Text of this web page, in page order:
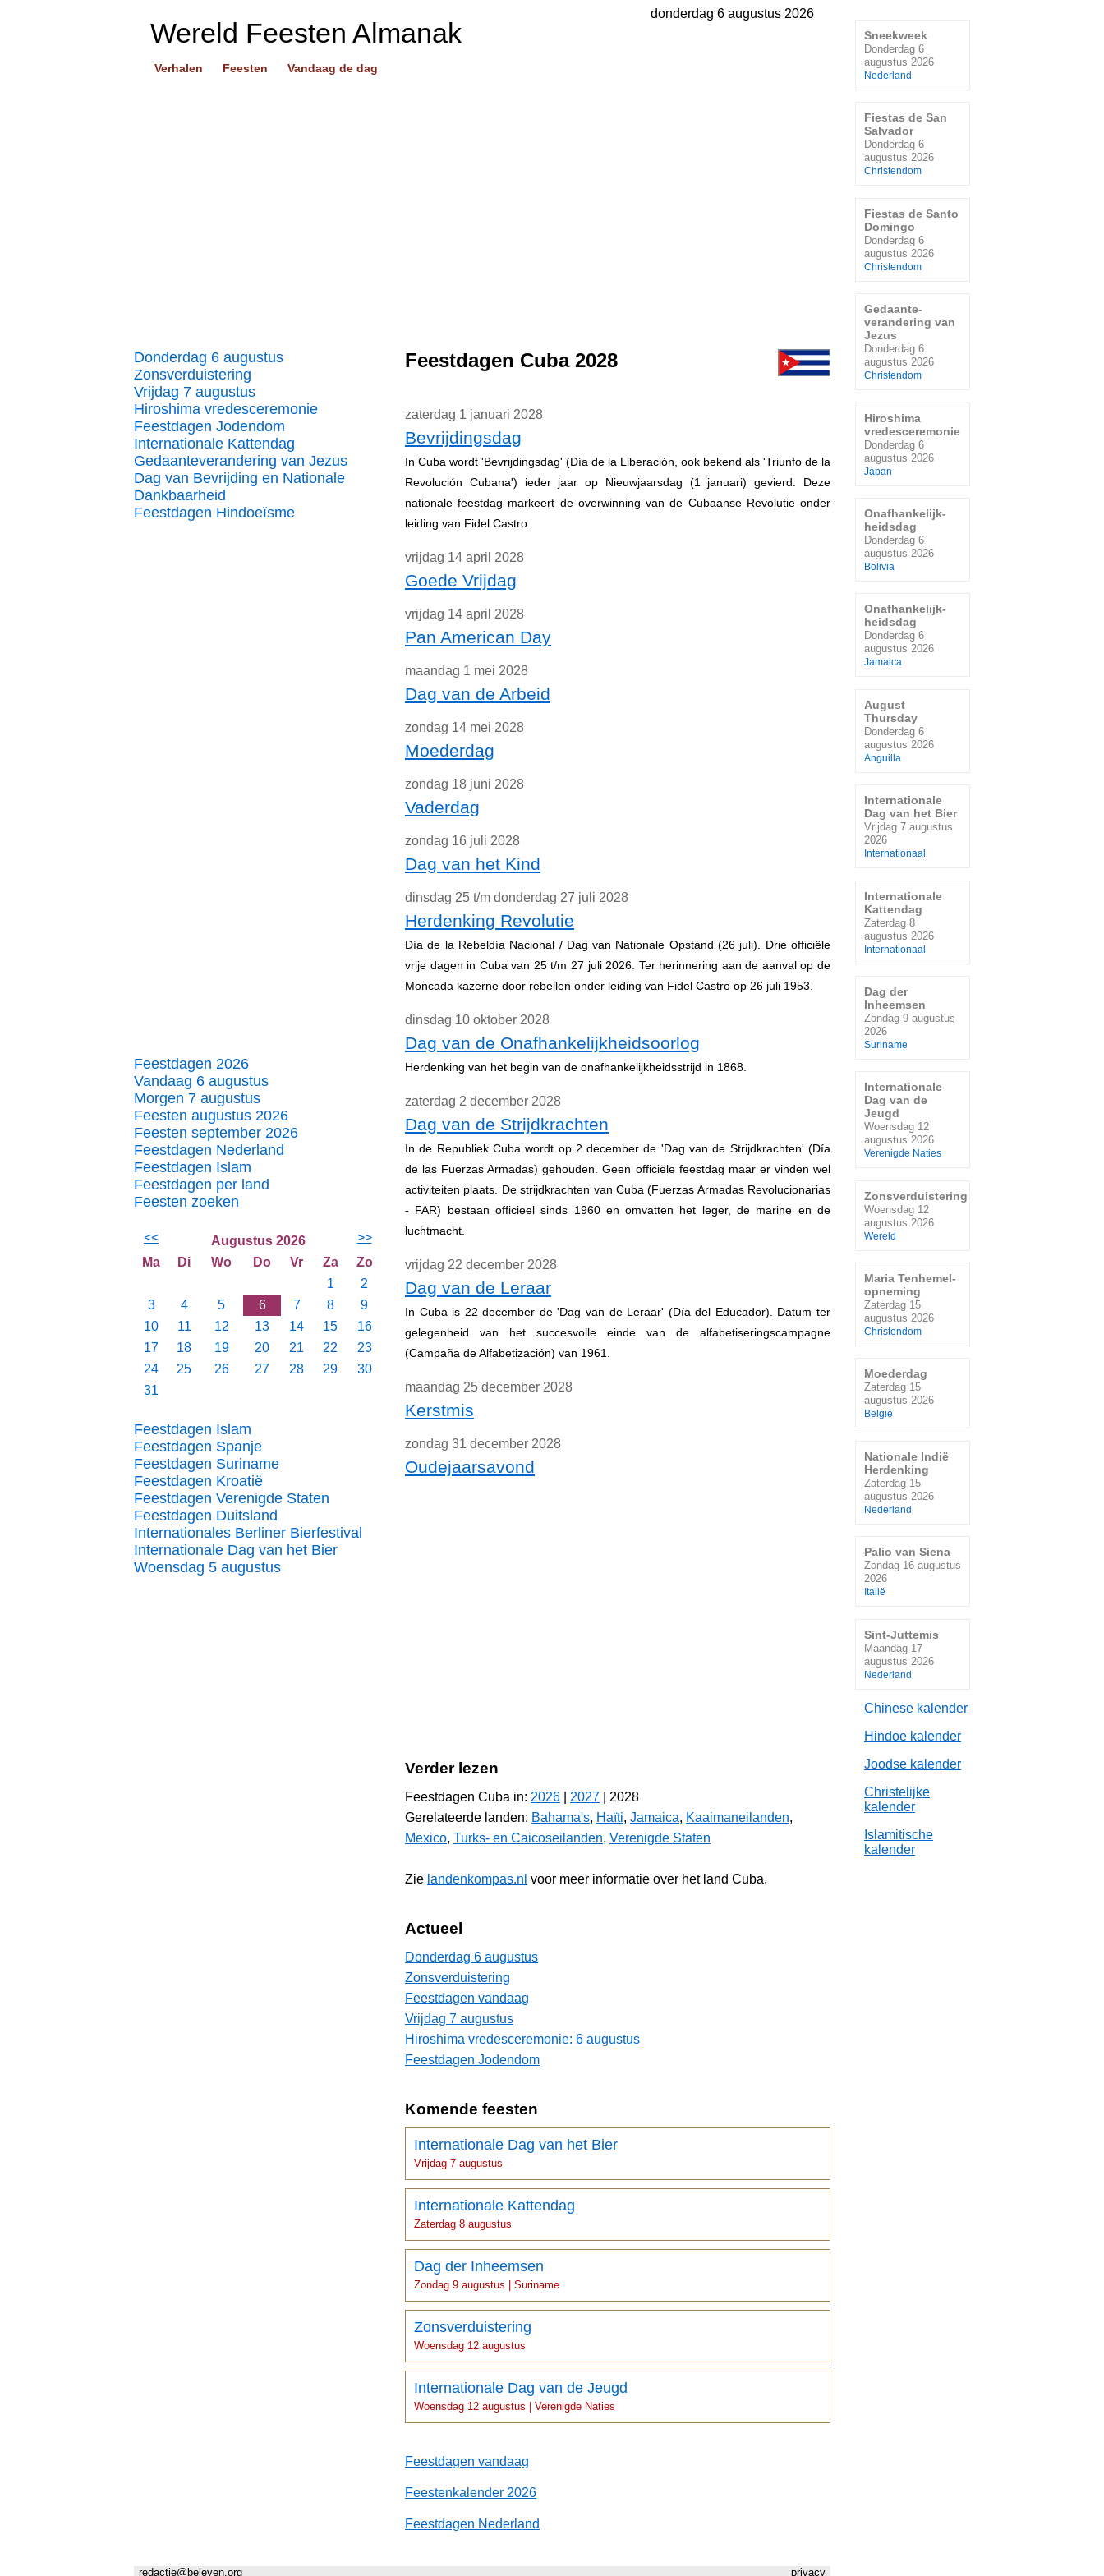
donderdag 6 augustus 2026
Wereld Feesten Almanak
Verhalen Feesten Vandaag de dag
Donderdag 6 augustus
Zonsverduistering
Vrijdag 7 augustus
Hiroshima vredesceremonie
Feestdagen Jodendom
Internationale Kattendag
Gedaanteverandering van Jezus
Dag van Bevrijding en Nationale
Dankbaarheid
Feestdagen Hindoeïsme
Feestdagen 2026
Vandaag 6 augustus
Morgen 7 augustus
Feesten augustus 2026
Feesten september 2026
Feestdagen Nederland
Feestdagen Islam
Feestdagen per land
Feesten zoeken
<< Augustus 2026
>>
Ma
Di Wo Do Vr Za
Zo
1
2
3
4 5 6 7 8
9
10
11 12 13 14 15
16
17
18 19 20 21 22
23
24
25 26 27 28 29
30
31
Feestdagen Islam
Feestdagen Spanje
Feestdagen Suriname
Feestdagen Kroatië
Feestdagen Verenigde Staten
Feestdagen Duitsland
Internationales Berliner Bierfestival
Internationale Dag van het Bier
Woensdag 5 augustus
Feestdagen Cuba 2028
zaterdag 1 januari 2028
Bevrijdingsdag
In Cuba wordt 'Bevrijdingsdag' (Día de la Liberación, ook bekend als 'Triunfo de la
Revolución Cubana') ieder jaar op Nieuwjaarsdag (1 januari) gevierd. Deze
nationale feestdag markeert de overwinning van de Cubaanse Revolutie onder
leiding van Fidel Castro.
vrijdag 14 april 2028
Goede Vrijdag
vrijdag 14 april 2028
Pan American Day
maandag 1 mei 2028
Dag van de Arbeid
zondag 14 mei 2028
Moederdag
zondag 18 juni 2028
Vaderdag
zondag 16 juli 2028
Dag van het Kind
dinsdag 25 t/m donderdag 27 juli 2028
Herdenking Revolutie
Día de la Rebeldía Nacional / Dag van Nationale Opstand (26 juli). Drie officiële
vrije dagen in Cuba van 25 t/m 27 juli 2026. Ter herinnering aan de aanval op de
Moncada kazerne door rebellen onder leiding van Fidel Castro op 26 juli 1953.
dinsdag 10 oktober 2028
Dag van de Onafhankelijkheidsoorlog
Herdenking van het begin van de onafhankelijkheidsstrijd in 1868.
zaterdag 2 december 2028
Dag van de Strijdkrachten
In de Republiek Cuba wordt op 2 december de 'Dag van de Strijdkrachten' (Día
de las Fuerzas Armadas) gehouden. Geen officiële feestdag maar er vinden wel
activiteiten plaats. De strijdkrachten van Cuba (Fuerzas Armadas Revolucionarias
- FAR) bestaan officieel sinds 1960 en omvatten het leger, de marine en de
luchtmacht.
vrijdag 22 december 2028
Dag van de Leraar
In Cuba is 22 december de 'Dag van de Leraar' (Día del Educador). Datum ter
gelegenheid van het succesvolle einde van de alfabetiseringscampagne
(Campaña de Alfabetización) van 1961.
maandag 25 december 2028
Kerstmis
zondag 31 december 2028
Oudejaarsavond
Verder lezen
Feestdagen Cuba in: 2026 2027 | 2028
Gerelateerde landen: Bahama's, Haïti, Jamaica, Kaaimaneilanden,
Mexico, Turks- en Caicoseilanden, Verenigde Staten
Zie landenkompas.nl voor meer informatie over het land Cuba.
Actueel
Donderdag 6 augustus
Zonsverduistering
Feestdagen vandaag
Vrijdag 7 augustus
Hiroshima vredesceremonie: 6 augustus
Feestdagen Jodendom
Komende feesten
Internationale Dag van het Bier
Vrijdag 7 augustus
Internationale Kattendag
Zaterdag 8 augustus
Dag der Inheemsen
Zondag 9 augustus | Suriname
Zonsverduistering
Woensdag 12 augustus
Internationale Dag van de Jeugd
Woensdag 12 augustus | Verenigde Naties
Feestdagen vandaag
Feestenkalender 2026
Feestdagen Nederland
privacy
redactie@beleven.org
Sneekweek
Donderdag 6
augustus 2026
Nederland
Fiestas de San
Salvador
Donderdag 6
augustus 2026
Christendom
Fiestas de Santo
Domingo
Donderdag 6
augustus 2026
Christendom
Gedaante-
verandering van
Jezus
Donderdag 6
augustus 2026
Christendom
Hiroshima
vredesceremonie
Donderdag 6
augustus 2026
Japan
Onafhankelijk-
heidsdag
Donderdag 6
augustus 2026
Bolivia
Onafhankelijk-
heidsdag
Donderdag 6
augustus 2026
Jamaica
August
Thursday
Donderdag 6
augustus 2026
Anguilla
Internationale
Dag van het Bier
Vrijdag 7 augustus
2026
Internationaal
Internationale
Kattendag
Zaterdag 8
augustus 2026
Internationaal
Dag der
Inheemsen
Zondag 9 augustus
2026
Suriname
Internationale
Dag van de
Jeugd
Woensdag 12
augustus 2026
Verenigde Naties
Zonsverduistering
Woensdag 12
augustus 2026
Wereld
Maria Tenhemel-
opneming
Zaterdag 15
augustus 2026
Christendom
Moederdag
Zaterdag 15
augustus 2026
België
Nationale Indië
Herdenking
Zaterdag 15
augustus 2026
Nederland
Palio van Siena
Zondag 16 augustus
2026
Italië
Sint-Juttemis
Maandag 17
augustus 2026
Nederland
Chinese kalender
Hindoe kalender
Joodse kalender
Christelijke
kalender
Islamitische
kalender